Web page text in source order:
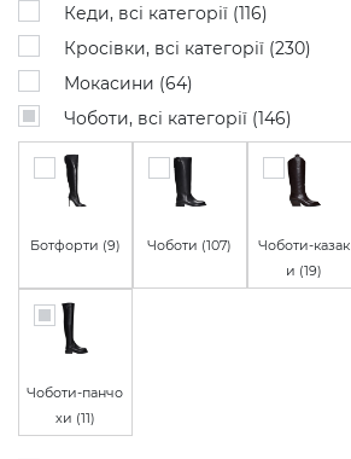
Кеди, всі категорії (116)
Кросівки, всі категорії (230)
Мокасини (64)
Чоботи, всі категорії (146)
Ботфорти (9) Чоботи (107)
Чоботи-казак
и (19)
Чоботи-панчо
хи (11)